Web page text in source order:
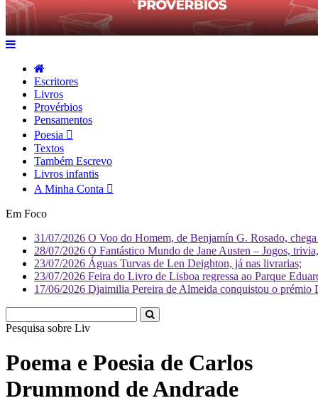
Escritores
Livros
Provérbios
Pensamentos
Poesia
Textos
Também Escrevo
Livros infantis
A Minha Conta
Em Foco
31/07/2026 O Voo do Homem, de Benjamín G. Rosado,
28/07/2026 O Fantástico Mundo de Jane Austen – Jogos,
23/07/2026 Águas Turvas de Len Deighton, já nas livrarias;
23/07/2026 Feira do Livro de Lisboa regressa ao Parque
17/06/2026 Djaimilia Pereira de Almeida conquistou o
Pesquisa sobre Literatura
Poema e Poesia de Carlos
Drummond de Andrade